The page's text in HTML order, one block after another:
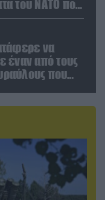
του ΝΑΤΟ που
να
έναν από τους
που